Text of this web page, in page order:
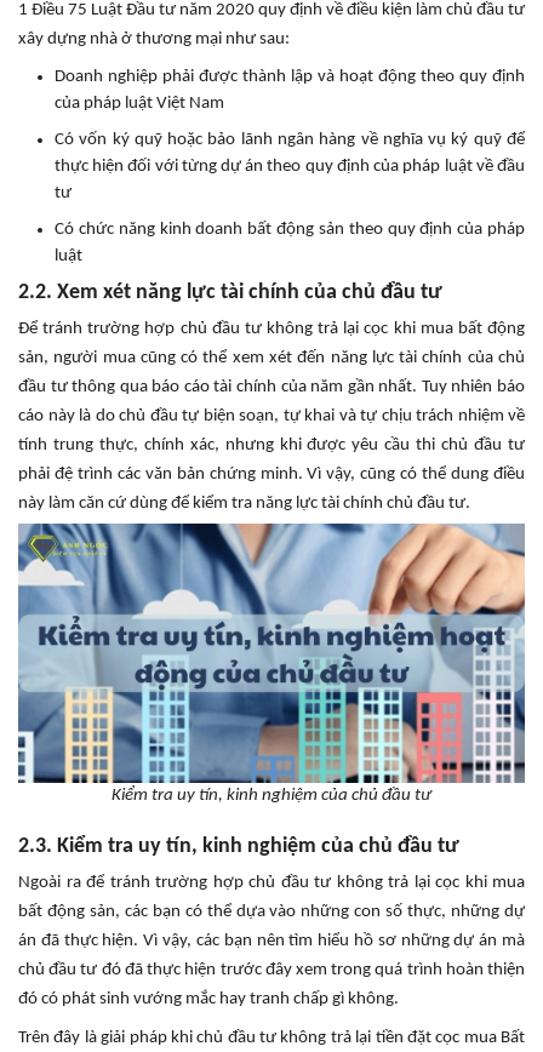
1 Điều 75 Luật Đầu tư năm 2020 quy định về điều kiện làm chủ đầu tư
xây dựng nhà ở thương mại như sau:
Doanh nghiệp phải được thành lập và hoạt động theo quy định
của pháp luật Việt Nam
Có vốn ký quỹ hoặc bảo lãnh ngân hàng về nghĩa vụ ký quỹ để
thực hiện đối với từng dự án theo quy định của pháp luật về đầu
tư
Có chức năng kinh doanh bất động sản theo quy định của pháp
luật
2.2. Xem xét năng lực tài chính của chủ đầu tư
Để tránh trường hợp chủ đầu tư không trả lại cọc khi mua bất động
sản, người mua cũng có thể xem xét đến năng lực tài chính của chủ
đầu tư thông qua báo cáo tài chính của năm gần nhất. Tuy nhiên báo
cáo này là do chủ đầu tự biện soạn, tự khai và tự chịu trách nhiệm về
tính trung thực, chính xác, nhưng khi được yêu cầu thi chủ đầu tư
phải đệ trình các văn bản chứng minh. Vì vậy, cũng có thể dung điều
này làm căn cứ dùng để kiểm tra năng lực tài chính chủ đầu tư.
Kiểm tra uy tín, kinh nghiệm của chủ đầu tư
2.3. Kiểm tra uy tín, kinh nghiệm của chủ đầu tư
Ngoài ra để tránh trường hợp chủ đầu tư không trả lại cọc khi mua
bất động sản, các bạn có thể dựa vào những con số thực, những dự
án đã thực hiện. Vì vậy, các bạn nên tìm hiểu hồ sơ những dự án mà
chủ đầu tư đó đã thực hiện trước đây xem trong quá trình hoàn thiện
đó có phát sinh vướng mắc hay tranh chấp gì không.
Trên đây là giải pháp khi chủ đầu tư không trả lại tiền đặt cọc mua Bất